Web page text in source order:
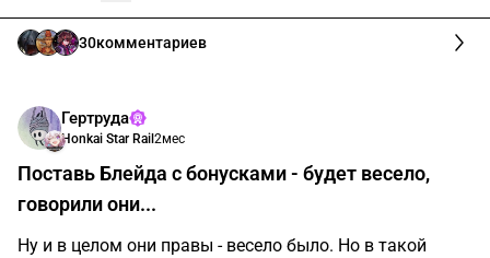
30комментариев
Гертруда
Honkai Star Rail 2мес
Поставь Блейда с бонусками - будет весело,
говорили они...
Ну и в целом они правы - весело было. Но в такой